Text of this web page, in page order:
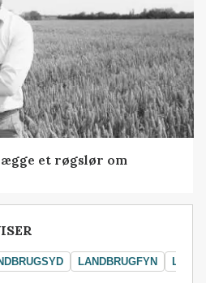
et røgslør om
LANDBRUGFYN